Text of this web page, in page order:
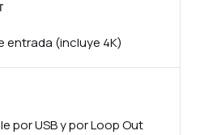
entrada (incluye 4K)
por USB y por Loop Out